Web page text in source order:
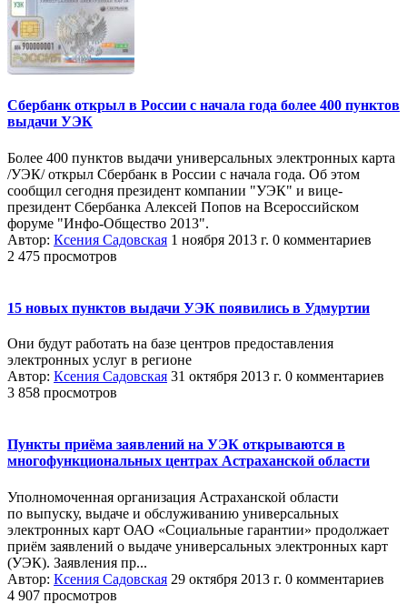
Сбербанк открыл в России с начала года более 400 пунктов
выдачи УЭК
Более 400 пунктов выдачи универсальных электронных карта
/УЭК/ открыл Сбербанк в России с начала года. Об этом
сообщил сегодня президент компании "УЭК" и вице-
президент Сбербанка Алексей Попов на Всероссийском
форуме "Инфо-Общество 2013".
Автор: Ксения Садовская 1 ноября 2013 г. 0 комментариев
2 475 просмотров
15 новых пунктов выдачи УЭК появились в Удмуртии
Они будут работать на базе центров предоставления
электронных услуг в регионе
Автор: Ксения Садовская 31 октября 2013 г. 0 комментариев
3 858 просмотров
Пункты приёма заявлений на УЭК открываются в
многофункциональных центрах Астраханской области
Уполномоченная организация Астраханской области
по выпуску, выдаче и обслуживанию универсальных
электронных карт ОАО «Социальные гарантии» продолжает
приём заявлений о выдаче универсальных электронных карт
(УЭК). Заявления пр...
Автор: Ксения Садовская 29 октября 2013 г. 0 комментариев
4 907 просмотров